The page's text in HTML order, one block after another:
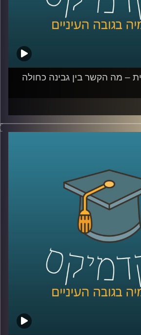
– מה הקשר בין גבינה כחולה
עומד על הקשר בין האיכות
אלפי מזוודות עם חצי
לאזרחי ישראל היא יותר
הוא מפריך את המיתוס על
אביב ומסביר כיצד הפצצה
עיר דומה לפיקוח על שכר